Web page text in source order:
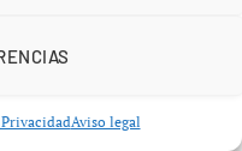
Aviso legal